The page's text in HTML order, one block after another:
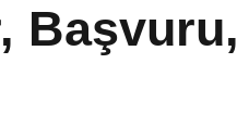
Başvuru,